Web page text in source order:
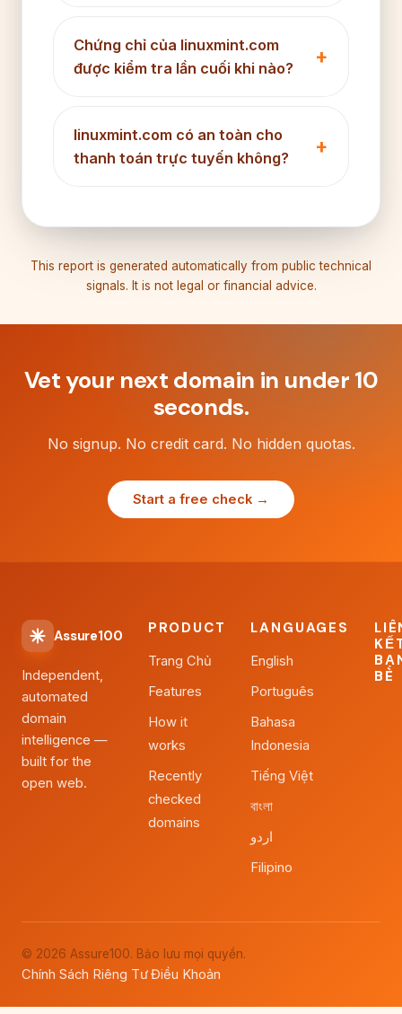
Chứng chỉ của linuxmint.com
được kiểm tra lần cuối khi nào?
linuxmint.com có an toàn cho
thanh toán trực tuyến không?
This report is generated automatically from public technical
signals. It is not legal or financial advice.
Vet your next domain in under 10
seconds.
No signup. No credit card. No hidden quotas.
Start a free check →
Assure100
Independent,
automated
domain
intelligence —
built for the
open web.
PRODUCT
Trang Chủ
Features
How it
works
Recently
checked
domains
LANGUAGES
English
Português
Bahasa
Indonesia
Tiếng Việt
বাংলা
اردو
Filipino
BÈ
© 2026 Assure100. Bảo lưu mọi quyền.
Chính Sách Riêng Tư·Điều Khoản